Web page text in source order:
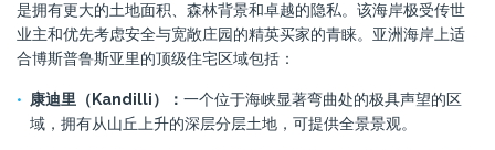
是拥有更大的土地面积、森林背景和卓越的隐私。该海岸极受传世
业主和优先考虑安全与宽敞庄园的精英买家的青睐。亚洲海岸上适
合博斯普鲁斯亚里的顶级住宅区域包括：
康迪里（Kandilli）： 一个位于海峡显著弯曲处的极具声望的区
域，拥有从山丘上升的深层分层土地，可提供全景景观。